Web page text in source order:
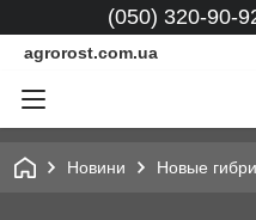
(050) 320-90-
agrorost.com.ua
Новини Новые